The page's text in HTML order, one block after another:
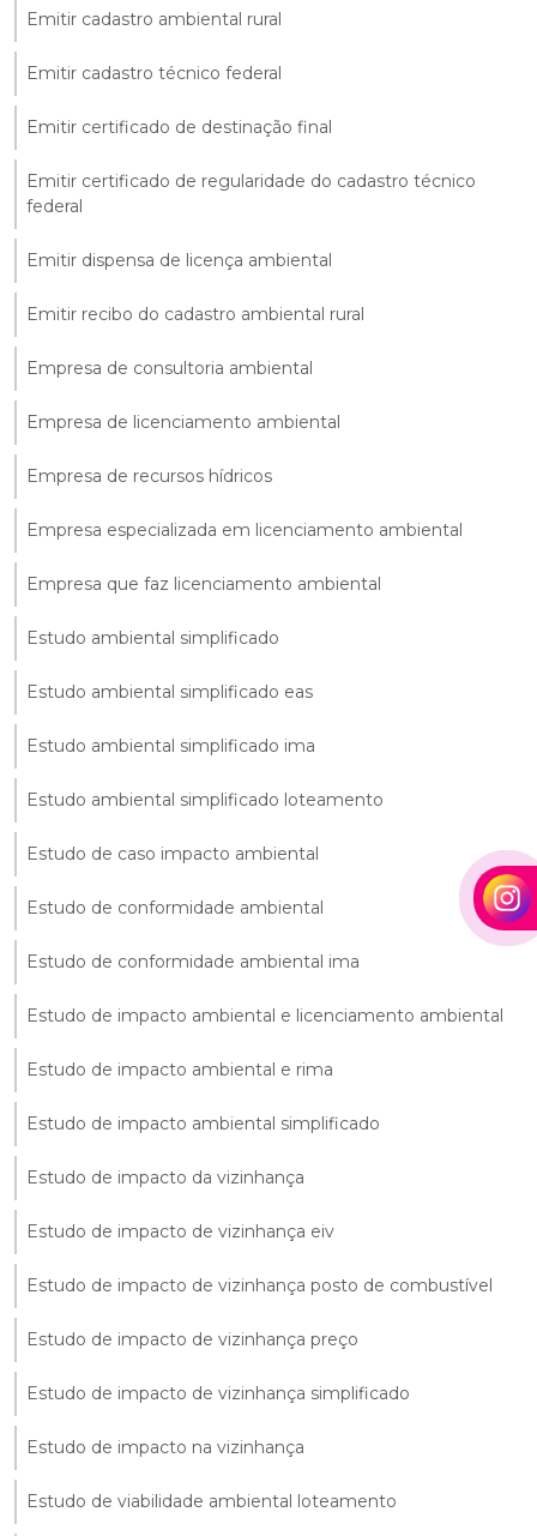
Emitir cadastro ambiental rural
Emitir cadastro técnico federal
Emitir certificado de destinação final
Emitir certificado de regularidade do cadastro técnico
federal
Emitir dispensa de licença ambiental
Emitir recibo do cadastro ambiental rural
Empresa de consultoria ambiental
Empresa de licenciamento ambiental
Empresa de recursos hídricos
Empresa especializada em licenciamento ambiental
Empresa que faz licenciamento ambiental
Estudo ambiental simplificado
Estudo ambiental simplificado eas
Estudo ambiental simplificado ima
Estudo ambiental simplificado loteamento
Estudo de caso impacto ambiental
Estudo de conformidade ambiental
Estudo de conformidade ambiental ima
Estudo de impacto ambiental e licenciamento ambiental
Estudo de impacto ambiental e rima
Estudo de impacto ambiental simplificado
Estudo de impacto da vizinhança
Estudo de impacto de vizinhança eiv
Estudo de impacto de vizinhança posto de combustível
Estudo de impacto de vizinhança preço
Estudo de impacto de vizinhança simplificado
Estudo de impacto na vizinhança
Estudo de viabilidade ambiental loteamento